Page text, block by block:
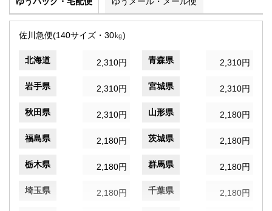
佐川急便(140サイズ・30㎏)
北海道 2,310円 青森県 2,310円
岩手県 2,310円 宮城県 2,310円
秋田県 2,310円 山形県 2,180円
福島県 2,180円 茨城県 2,180円
栃木県 2,180円 群馬県 2,180円
埼玉県 2,180円 千葉県 2,180円